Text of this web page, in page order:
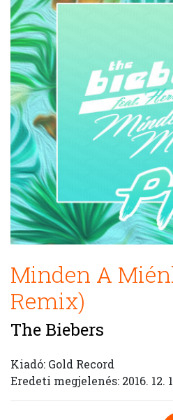
Minden A
Remix)
The Biebers
Kiadó: Gold Record
Eredeti megjelenés: 2016. 12.